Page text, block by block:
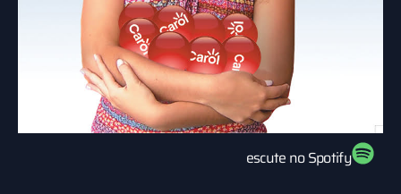
escute no Spotify